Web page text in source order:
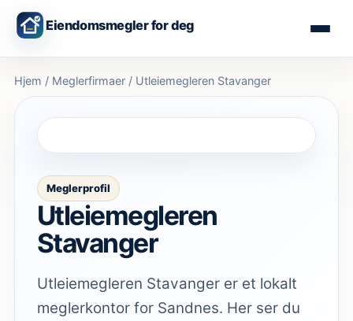
Eiendomsmegler for deg
Hjem / Meglerfirmaer / Utleiemegleren Stavanger
Meglerprofil
Utleiemegleren
Stavanger
Utleiemegleren Stavanger er et lokalt
meglerkontor for Sandnes. Her ser du